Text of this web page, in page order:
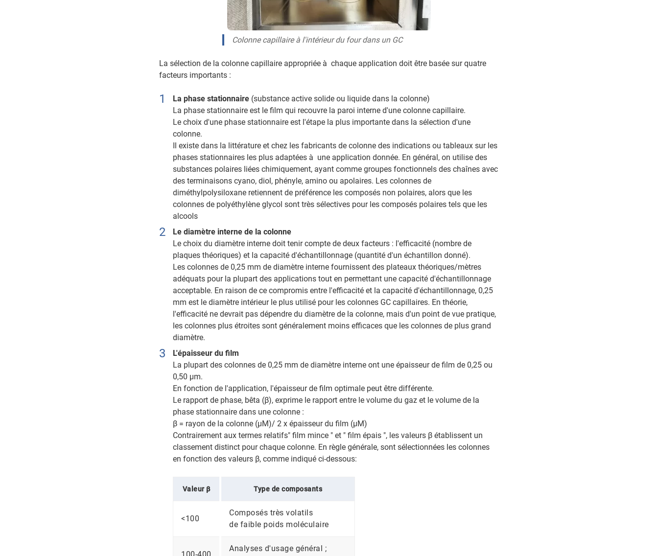
Colonne capillaire à l'intérieur du four dans un GC
La sélection de la colonne capillaire appropriée à chaque application doit être basée sur quatre
facteurs importants :
La phase stationnaire (substance active solide ou liquide dans la colonne)
La phase stationnaire est le film qui recouvre la paroi interne d'une colonne capillaire.
Le choix d'une phase stationnaire est l'étape la plus importante dans la sélection d'une
colonne.
Il existe dans la littérature et chez les fabricants de colonne des indications ou tableaux sur les
phases stationnaires les plus adaptées à une application donnée. En général, on utilise des
substances polaires liées chimiquement, ayant comme groupes fonctionnels des chaînes avec
des terminaisons cyano, diol, phényle, amino ou apolaires. Les colonnes de
diméthylpolysiloxane retiennent de préférence les composés non polaires, alors que les
colonnes de polyéthylène glycol sont très sélectives pour les composés polaires tels que les
alcools
Le diamètre interne de la colonne
Le choix du diamètre interne doit tenir compte de deux facteurs : l'efficacité (nombre de
plaques théoriques) et la capacité d'échantillonnage (quantité d'un échantillon donné).
Les colonnes de 0,25 mm de diamètre interne fournissent des plateaux théoriques/mètres
adéquats pour la plupart des applications tout en permettant une capacité d'échantillonnage
acceptable. En raison de ce compromis entre l'efficacité et la capacité d'échantillonnage, 0,25
mm est le diamètre intérieur le plus utilisé pour les colonnes GC capillaires. En théorie,
l'efficacité ne devrait pas dépendre du diamètre de la colonne, mais d'un point de vue pratique,
les colonnes plus étroites sont généralement moins efficaces que les colonnes de plus grand
diamètre.
L'épaisseur du film
La plupart des colonnes de 0,25 mm de diamètre interne ont une épaisseur de film de 0,25 ou
0,50 μm.
En fonction de l'application, l'épaisseur de film optimale peut être différente.
Le rapport de phase, bêta (β), exprime le rapport entre le volume du gaz et le volume de la
phase stationnaire dans une colonne :
β = rayon de la colonne (µM)/ 2 x épaisseur du film (µM)
Contrairement aux termes relatifs" film mince " et " film épais ", les valeurs β établissent un
classement distinct pour chaque colonne. En règle générale, sont sélectionnées les colonnes
en fonction des valeurs β, comme indiqué ci-dessous:
Valeur β Type de composants
<100
Composés très volatils
de faible poids moléculaire
Analyses d'usage général ;